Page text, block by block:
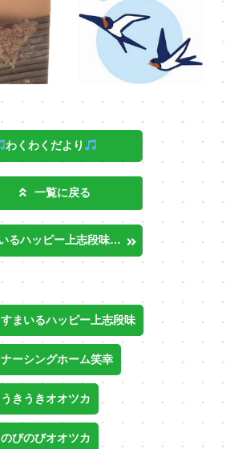
わくわくだより
一覧に戻る
すまいるハッピー上志段味：アンケート集計結果
すまいるハッピー上志段味
ナーシングホーム笑幸
うきうきオオツカ
のびのびオオツカ